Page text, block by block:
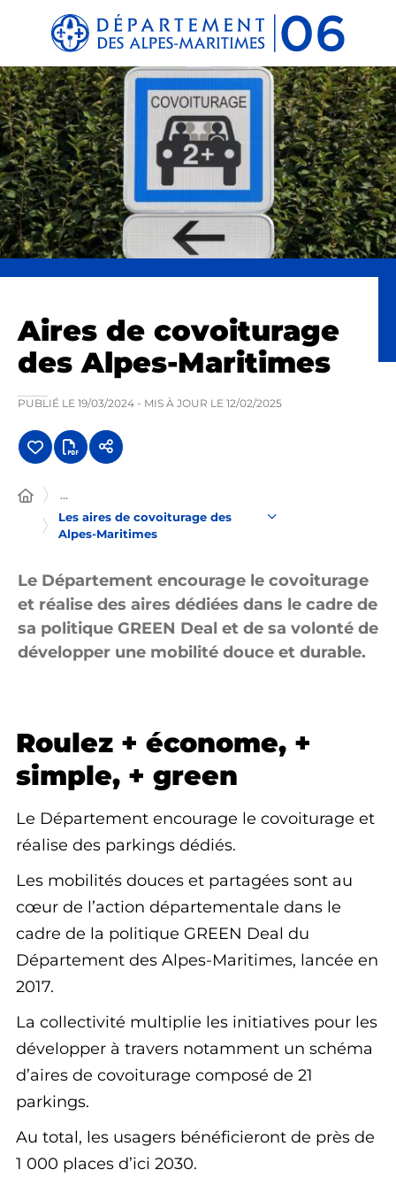
Panneau de gestion des cookies
Aires de covoiturage
des Alpes-Maritimes
PUBLIÉ LE 19/03/2024 - MIS À JOUR LE 12/02/2025
...
Les aires de covoiturage des
Alpes-Maritimes
Le Département encourage le covoiturage
et réalise des aires dédiées dans le cadre de
sa politique GREEN Deal et de sa volonté de
développer une mobilité douce et durable.
Roulez + économe, +
simple, + green
Le Département encourage le covoiturage et
réalise des parkings dédiés.
Les mobilités douces et partagées sont au
cœur de l’action départementale dans le
cadre de la politique GREEN Deal du
Département des Alpes-Maritimes, lancée en
2017.
La collectivité multiplie les initiatives pour les
développer à travers notamment un schéma
d’aires de covoiturage composé de 21
parkings.
Au total, les usagers bénéficieront de près de
1 000 places d’ici 2030.